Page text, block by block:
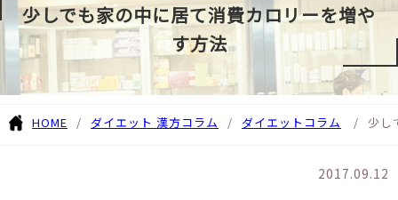
少しでも家の中に居て消費カロリーを増や
す方法
HOME ダイエット 漢方コラム ダイエットコラム 少し
2017.09.12